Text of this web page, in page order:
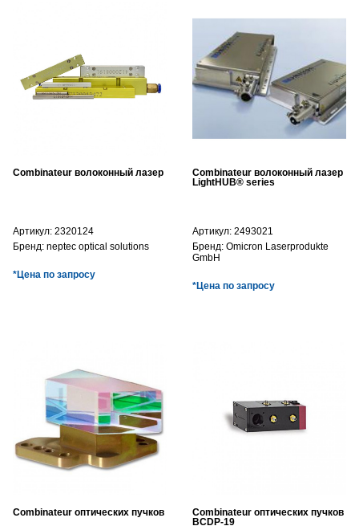
Combinateur волоконный лазер
Артикул: 2320124
Бренд: neptec optical solutions
*Цена по запросу
Combinateur волоконный лазер
LightHUB® series
Артикул: 2493021
Бренд: Omicron Laserprodukte
GmbH
*Цена по запросу
Combinateur оптических пучков
Combinateur оптических пучков
BCDP-19